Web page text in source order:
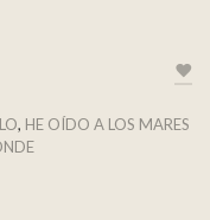
, HE OÍDO A LOS MARES